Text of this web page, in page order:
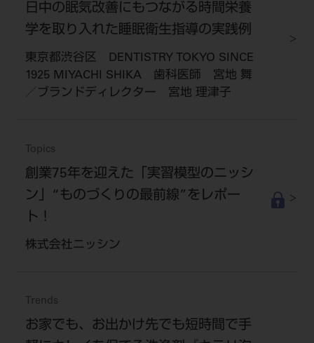
日中の眠気改善にもつながる時間栄養
学を取り入れた睡眠衛生指導の実践例
東京都渋谷区 DENTISTRY TOKYO SINCE
1925 MIYACHI SHIKA 歯科医師 宮地 舞
／ブランドディレクター 宮地 理津子
Topics
創業75年を迎えた「実習模型のニッシ
ン」“ものづくりの最前線”をレポー
ト！
株式会社ニッシン
Trends
お家でも、お出かけ先でも短時間で手